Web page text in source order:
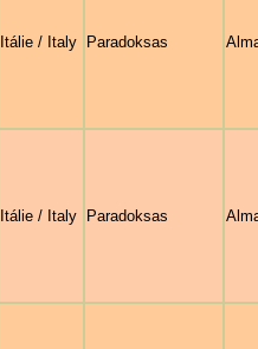
Itálie / Italy Paradoksas
Itálie / Italy Paradoksas